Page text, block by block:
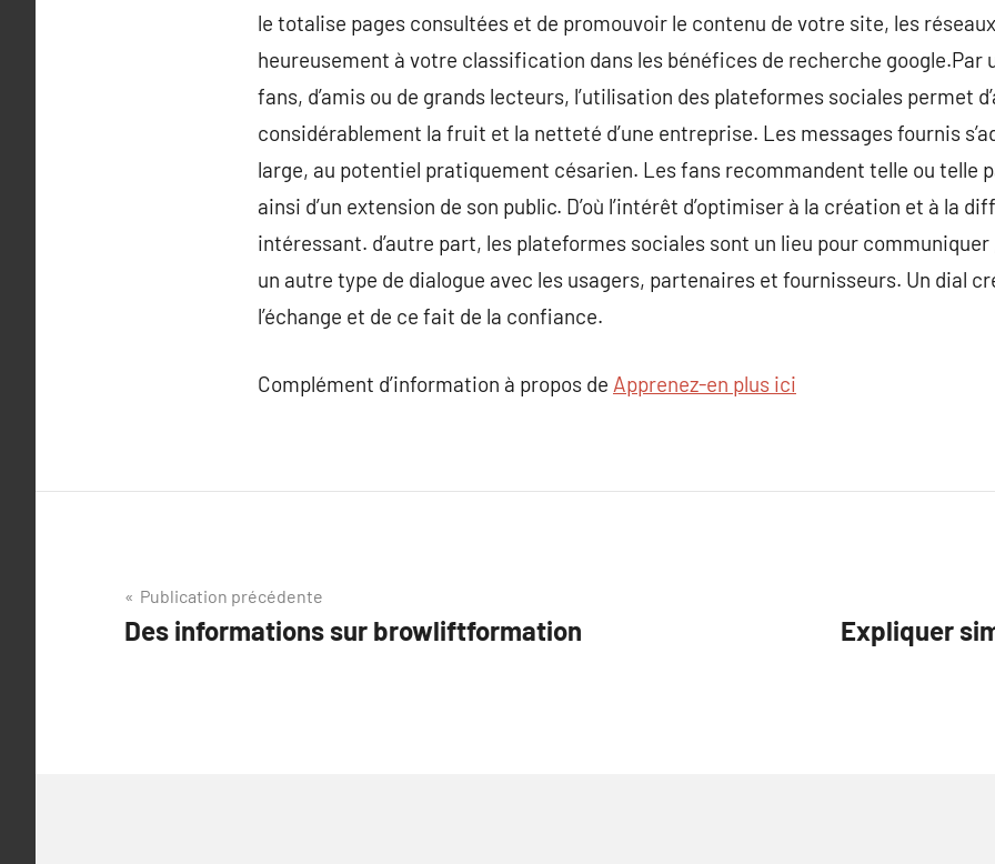
le totalise pages consultées et de promouvoir le contenu de votre site, les
heureusement à votre classification dans les bénéfices de recherche google.Par
fans, d’amis ou de grands lecteurs, l’utilisation des plateformes sociales permet
considérablement la fruit et la netteté d’une entreprise. Les messages fournis
large, au potentiel pratiquement césarien. Les fans recommandent telle ou telle
ainsi d’un extension de son public. D’où l’intérêt d’optimiser à la création et à la
intéressant. d’autre part, les plateformes sociales sont un lieu pour
un autre type de dialogue avec les usagers, partenaires et fournisseurs. Un dial
l’échange et de ce fait de la confiance.
Complément d’information à propos de Apprenez-en plus ici
Navigation
de
Publication précédente
Des informations sur browliftformation
Expliquer